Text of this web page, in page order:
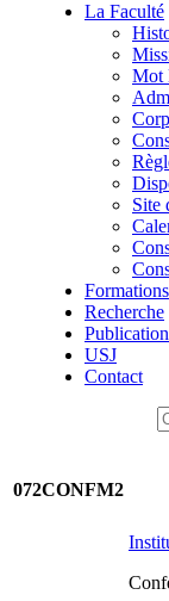
La Faculté
Mot
Site
Formations
Recherche
USJ
Contact
072CONFM2